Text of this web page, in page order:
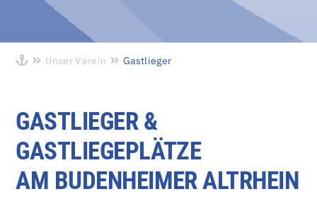
Unser Verein Gastlieger
GASTLIEGER &
GASTLIEGEPLÄTZE
AM BUDENHEIMER ALTRHEIN